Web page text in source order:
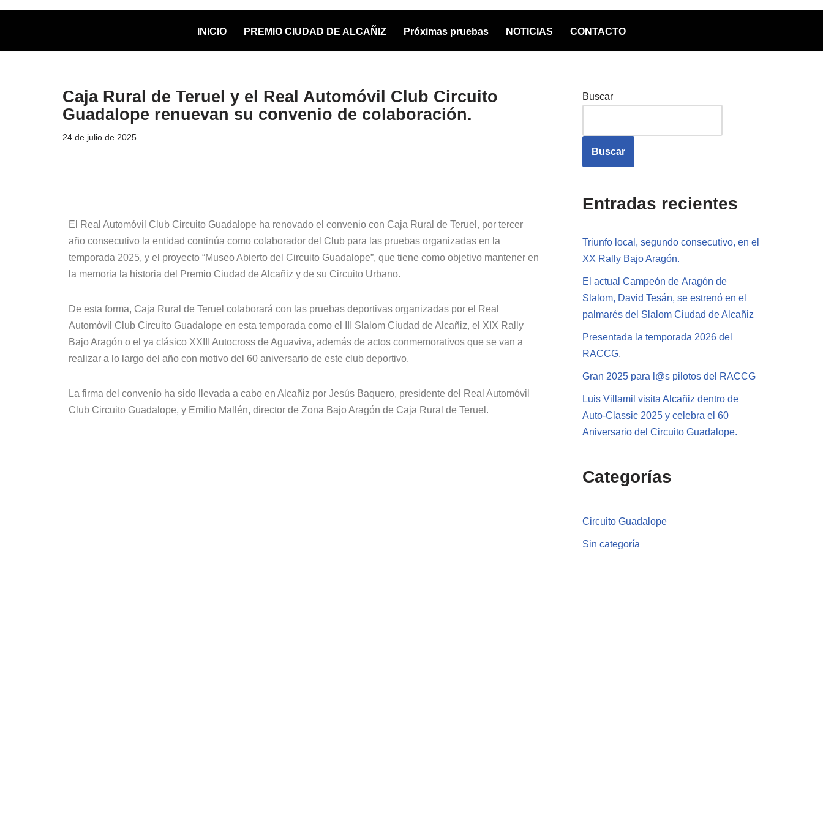
al
INICIO PREMIO CIUDAD DE ALCAÑIZ Próximas pruebas NOTICIAS CONTACTO
Caja Rural de Teruel y el Real Automóvil Club Circuito
Guadalope renuevan su convenio de colaboración.
24 de julio de 2025
El Real Automóvil Club Circuito Guadalope ha renovado el convenio con Caja Rural de Teruel, por tercer
año consecutivo la entidad continúa como colaborador del Club para las pruebas organizadas en la
temporada 2025, y el proyecto “Museo Abierto del Circuito Guadalope”, que tiene como objetivo mantener en
la memoria la historia del Premio Ciudad de Alcañiz y de su Circuito Urbano.
De esta forma, Caja Rural de Teruel colaborará con las pruebas deportivas organizadas por el Real
Automóvil Club Circuito Guadalope en esta temporada como el III Slalom Ciudad de Alcañiz, el XIX Rally
Bajo Aragón o el ya clásico XXIII Autocross de Aguaviva, además de actos conmemorativos que se van a
realizar a lo largo del año con motivo del 60 aniversario de este club deportivo.
La firma del convenio ha sido llevada a cabo en Alcañiz por Jesús Baquero, presidente del Real Automóvil
Club Circuito Guadalope, y Emilio Mallén, director de Zona Bajo Aragón de Caja Rural de Teruel.
Buscar
Buscar
Entradas recientes
Triunfo local, segundo consecutivo, en el
XX Rally Bajo Aragón.
El actual Campeón de Aragón de
Slalom, David Tesán, se estrenó en el
palmarés del Slalom Ciudad de Alcañiz
Presentada la temporada 2026 del
RACCG.
Gran 2025 para l@s pilotos del RACCG
Luis Villamil visita Alcañiz dentro de
Auto-Classic 2025 y celebra el 60
Aniversario del Circuito Guadalope.
Categorías
Circuito Guadalope
Sin categoría